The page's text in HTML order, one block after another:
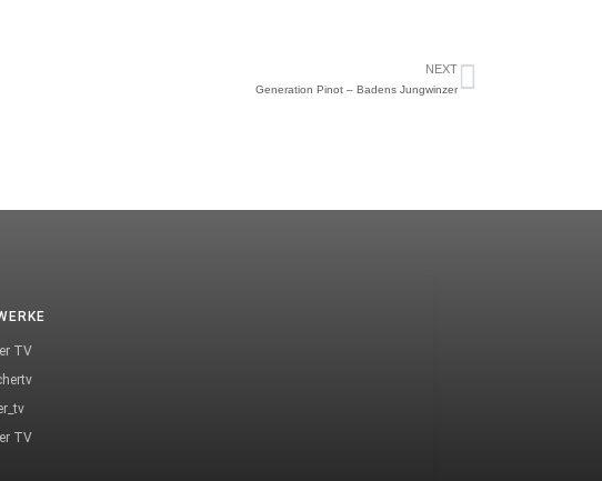
NEXT
Generation Pinot – Badens Jungwinzer
TV
TV